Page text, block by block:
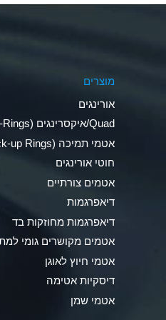
Anhydrous
Gas (hot)
(Aqueous)
(Aqueous)
Hydroxide (conc.)
Nitrate (Aqueous)
Nitrite (Aqueous)
מוצרים
אורינגים
Quad/איקסרינגים (X-Rings)
אטמי תמיכה (Back-up Rings)
חוטי אורינגים
אטמים צורתיים
דיאפרגמות
דיאפרגמות מחוזקות בד
אטמים מקושרים גומי
אטמי חיוץ לאוגן
דיסקיות אטימה
אטמי שמן